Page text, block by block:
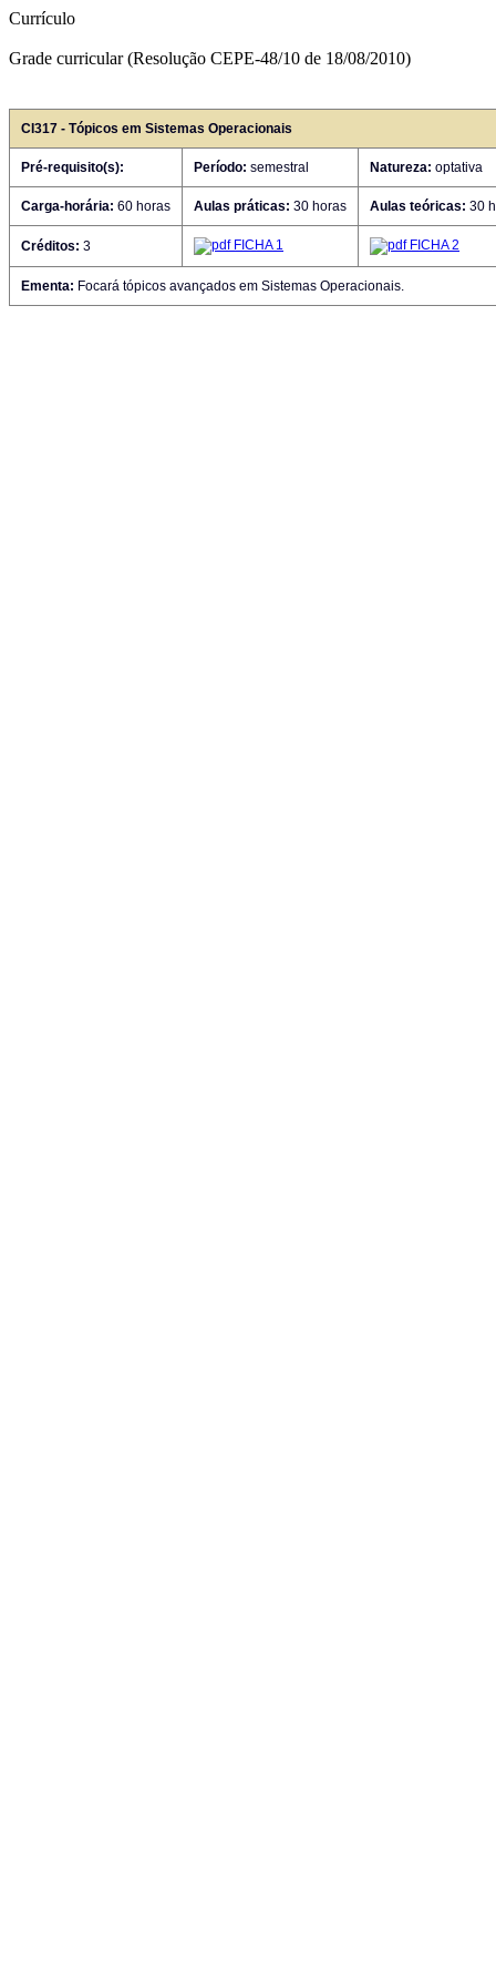
Currículo
Grade curricular (Resolução CEPE-48/10 de 18/08/2010)
CI317 - Tópicos em Sistemas Operacionais
Pré-requisito(s): Período: semestral Natureza: optativa
Carga-horária: 60 horas Aulas práticas: 30 horas Aulas teóricas: 30
Créditos: 3 FICHA 1 FICHA 2
Ementa: Focará tópicos avançados em Sistemas Operacionais.